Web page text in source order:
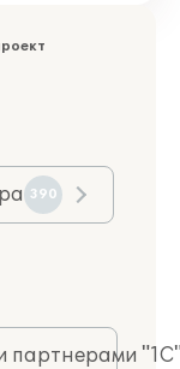
390
партнерами